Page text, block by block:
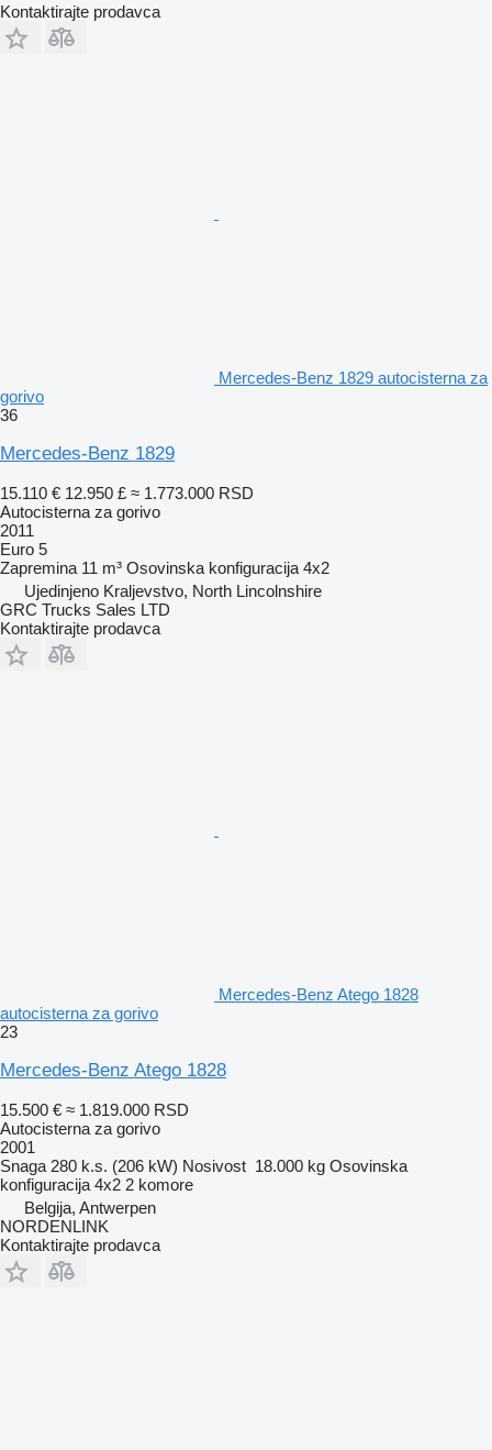
Kontaktirajte prodavca
Mercedes-Benz 1829 autocisterna za
gorivo
36
Mercedes-Benz 1829
15.110 € 12.950 £ ≈ 1.773.000 RSD
Autocisterna za gorivo
2011
Euro 5
Zapremina 11 m³ Osovinska konfiguracija 4x2
Ujedinjeno Kraljevstvo, North Lincolnshire
GRC Trucks Sales LTD
Kontaktirajte prodavca
Mercedes-Benz Atego 1828
autocisterna za gorivo
23
Mercedes-Benz Atego 1828
15.500 € ≈ 1.819.000 RSD
Autocisterna za gorivo
2001
Snaga 280 k.s. (206 kW) Nosivost 18.000 kg Osovinska
konfiguracija 4x2 2 komore
Belgija, Antwerpen
NORDENLINK
Kontaktirajte prodavca